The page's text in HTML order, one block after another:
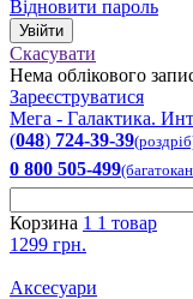
Відновити пароль
Скасувати
Нема облікового
Зареєструватися
Мега - Галактика.
(048) 724-39-39
0 800 505-499
Корзина 1 1 товар
1299 грн.
Аксесуари